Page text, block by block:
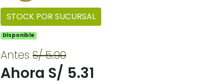
STOCK POR SUCURSAL
Disponible
Antes S/ 5.90
Ahora S/ 5.31